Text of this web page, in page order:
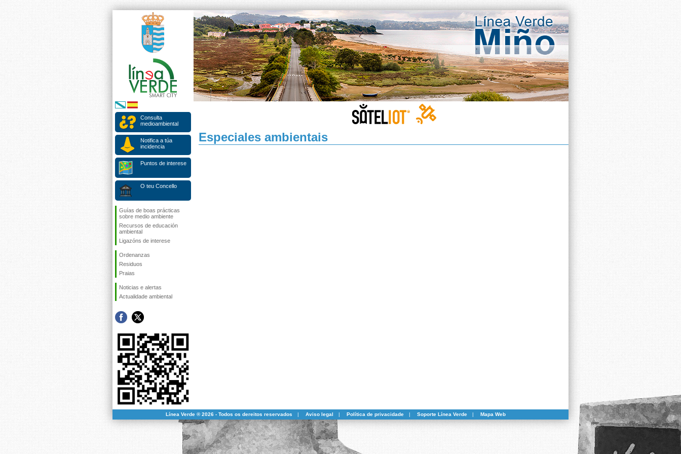
Consulta
medioambiental
Notifica a túa
incidencia
Puntos de interese
O teu Concello
Guías de boas prácticas
sobre medio ambiente
Recursos de educación
ambiental
Ligazóns de interese
Ordenanzas
Residuos
Praias
Noticias e alertas
Actualidade ambiental
Especiales ambientais
Línea Verde ® 2026 - Todos os dereitos reservados | Aviso legal | Política de privacidade | Soporte Línea Verde | Mapa Web